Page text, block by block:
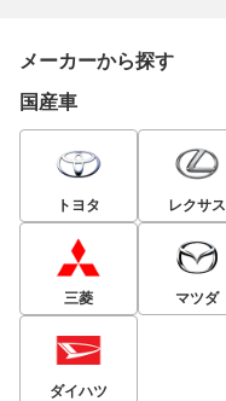
メーカーから探す
国産車
トヨタ レクサス
三菱 マツダ
ダイハツ